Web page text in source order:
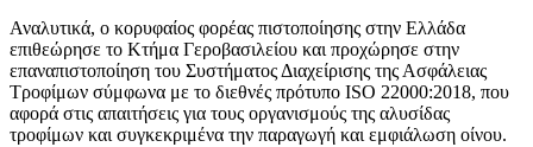
Αναλυτικά, ο κορυφαίος φορέας πιστοποίησης στην Ελλάδα
επιθεώρησε το Κτήμα Γεροβασιλείου και προχώρησε στην
επαναπιστοποίηση του Συστήματος Διαχείρισης της Ασφάλειας
Τροφίμων σύμφωνα με το διεθνές πρότυπο ISO 22000:2018, που
αφορά στις απαιτήσεις για τους οργανισμούς της αλυσίδας
τροφίμων και συγκεκριμένα την παραγωγή και εμφιάλωση οίνου.